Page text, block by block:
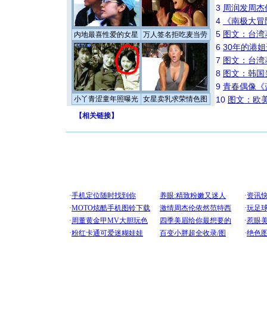
内地最喜性爱的女星 万人签名拒吃麦当劳
小丫青涩童年照曝光 女星卖乳求荣情色图
3 周润发周
4
《南极大
5 图文：台
6 30年的港
7 图文：台
8 图文：韩
9 青春偶像《
10 图文：欧
【相关链接】